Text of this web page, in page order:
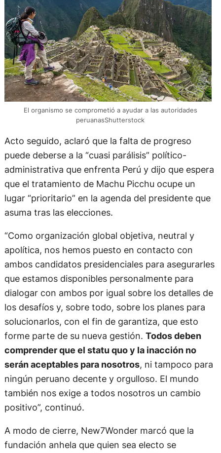
El organismo se comprometió a ayudar a las autoridades
peruanasShutterstock
Acto seguido, aclaró que la falta de progreso
puede deberse a la “cuasi parálisis” político-
administrativa que enfrenta Perú y dijo que espera
que el tratamiento de Machu Picchu ocupe un
lugar “prioritario” en la agenda del presidente que
asuma tras las elecciones.
“Como organización global objetiva, neutral y
apolítica, nos hemos puesto en contacto con
ambos candidatos presidenciales para asegurarles
que estamos disponibles personalmente para
dialogar con ambos por igual sobre los detalles de
los desafíos y, sobre todo, sobre los planes para
solucionarlos, con el fin de garantiza, que esto
forme parte de su nueva gestión. Todos deben
comprender que el statu quo y la inacción no
serán aceptables para nosotros, ni tampoco para
ningún peruano decente y orgulloso. El mundo
también nos exige a todos nosotros un cambio
positivo”, continuó.
A modo de cierre, New7Wonder marcó que la
fundación anhela que quien sea electo se